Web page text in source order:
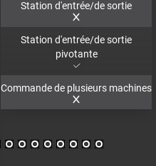
Station d'entrée/de sortie
Station d'entrée/de sortie
pivotante
Commande de plusieurs machines